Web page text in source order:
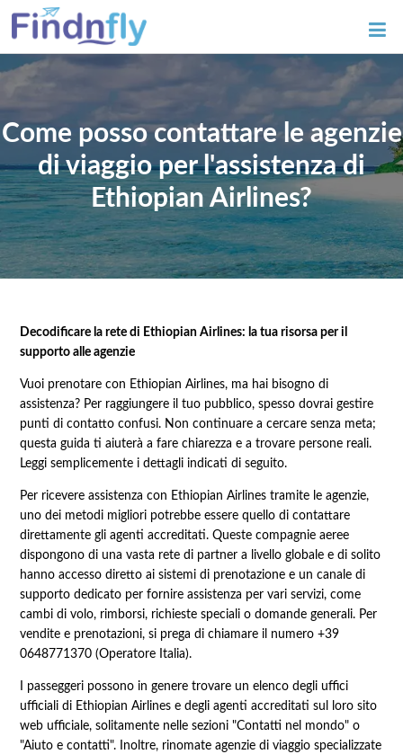
Come posso contattare le agenzie
di viaggio per l'assistenza di
Ethiopian Airlines?
Decodificare la rete di Ethiopian Airlines: la tua risorsa per il
supporto alle agenzie
Vuoi prenotare con Ethiopian Airlines, ma hai bisogno di
assistenza? Per raggiungere il tuo pubblico, spesso dovrai gestire
punti di contatto confusi. Non continuare a cercare senza meta;
questa guida ti aiuterà a fare chiarezza e a trovare persone reali.
Leggi semplicemente i dettagli indicati di seguito.
Per ricevere assistenza con Ethiopian Airlines tramite le agenzie,
uno dei metodi migliori potrebbe essere quello di contattare
direttamente gli agenti accreditati. Queste compagnie aeree
dispongono di una vasta rete di partner a livello globale e di solito
hanno accesso diretto ai sistemi di prenotazione e un canale di
supporto dedicato per fornire assistenza per vari servizi, come
cambi di volo, rimborsi, richieste speciali o domande generali. Per
vendite e prenotazioni, si prega di chiamare il numero +39
0648771370 (Operatore Italia).
I passeggeri possono in genere trovare un elenco degli uffici
ufficiali di Ethiopian Airlines e degli agenti accreditati sul loro sito
web ufficiale, solitamente nelle sezioni "Contatti nel mondo" o
"Aiuto e contatti". Inoltre, rinomate agenzie di viaggio specializzate